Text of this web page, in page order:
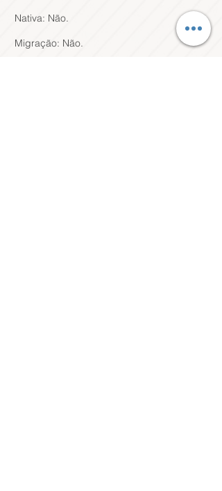
Nativa: Não.
Migração: Não.